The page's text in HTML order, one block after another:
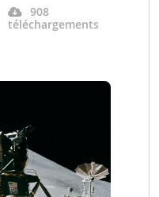
908
téléchargements